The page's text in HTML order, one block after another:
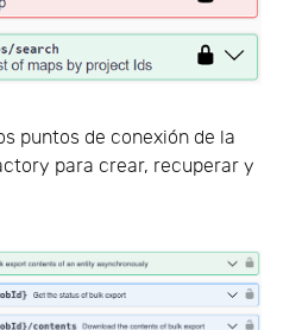
puntos de conexión de la
para crear, recuperar y